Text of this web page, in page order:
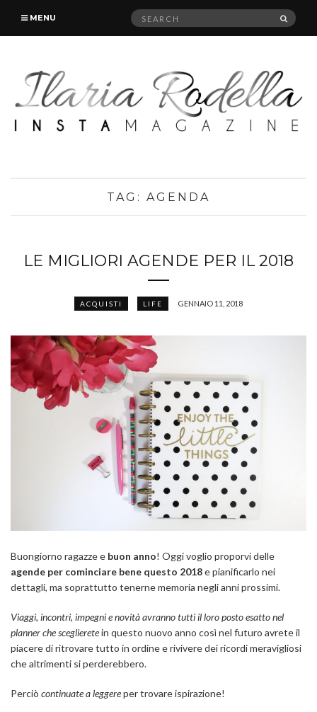
MENU
Search
TAG: AGENDA
LE MIGLIORI AGENDE PER IL 2018
ACQUISTI LIFE GENNAIO 11, 2018
Buongiorno ragazze e buon anno! Oggi voglio proporvi delle
agende per cominciare bene questo 2018e pianificarlo nei
dettagli, ma soprattutto tenerne memoria negli anni prossimi.
Viaggi, incontri, impegni e novità avranno tutti il loro posto esatto nel
planner che sceglieretein questo nuovo anno così nel futuro avrete il
piacere di ritrovare tutto in ordine e rivivere dei ricordi meravigliosi
che altrimenti si perderebbero.
Perciò continuate a leggereper trovare ispirazione!